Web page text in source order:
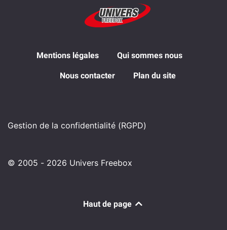
Mentions légales Qui sommes nous
Nous contacter Plan du site
Gestion de la confidentialité (RGPD)
© 2005 - 2026 Univers Freebox
Haut de page